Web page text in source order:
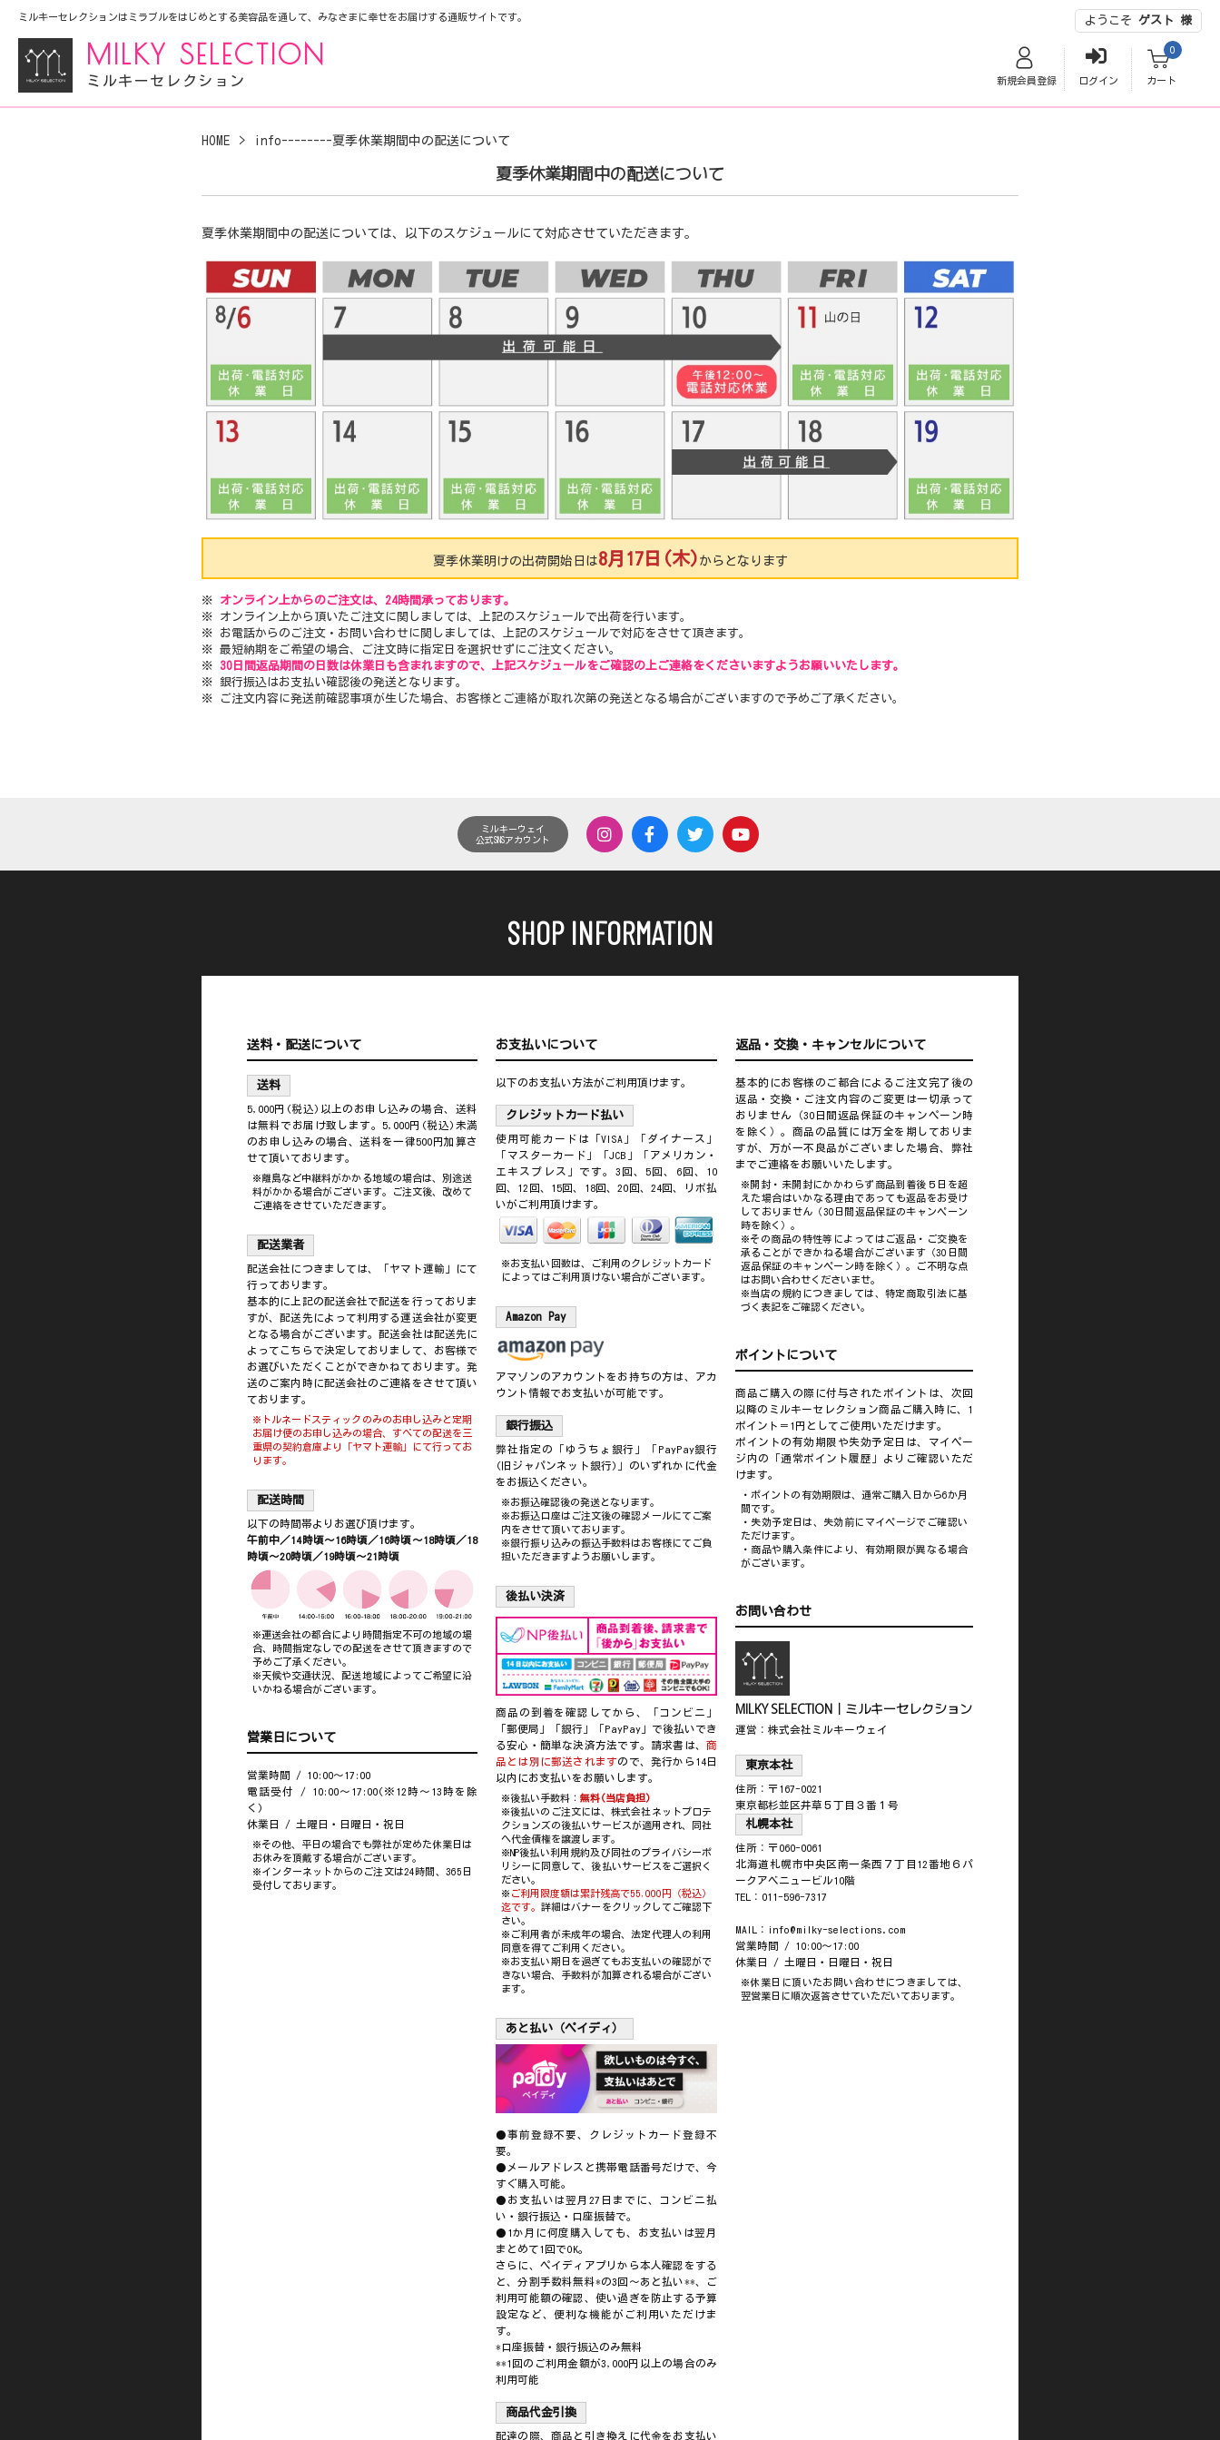
ミルキーセレクションはミラブルをはじめとする美容品を通して、みなさまに幸せをお届けする通販サイトです。
MILKY SELECTION
ミルキーセレクション
ようこそ ゲスト 様
新規会員登録 ログイン カート
0
HOME info--------夏季休業期間中の配送について
夏季休業期間中の配送について
夏季休業期間中の配送については、以下のスケジュールにて対応させていただきます。
夏季休業明けの出荷開始日は8月17日(木) からとなります
※ オンライン上からのご注文は、24時間承っております。
※ オンライン上から頂いたご注文に関しましては、上記のスケジュールで出荷を行います。
※ お電話からのご注文・お問い合わせに関しましては、上記のスケジュールで対応をさせて頂きます。
※ 最短納期をご希望の場合、ご注文時に指定日を選択せずにご注文ください。
※ 30日間返品期間の日数は休業日も含まれますので、上記スケジュールをご確認の上ご連絡をくださいますようお願いいたします。
※ 銀行振込はお支払い確認後の発送となります。
※ ご注文内容に発送前確認事項が生じた場合、お客様とご連絡が取れ次第の発送となる場合がございますので予めご了承ください。
ミルキーウェイ
公式SNSアカウント
SHOP INFORMATION
送料・配送について
送料
5,000円(税込)以上のお申し込みの場合、送料
は無料でお届け致します。5,000円(税込)未満
のお申し込みの場合、送料を一律500円加算さ
せて頂いております。
※離島など中継料がかかる地域の場合は、別途送
料がかかる場合がございます。ご注文後、改めて
ご連絡をさせていただきます。
配送業者
配送会社につきましては、「ヤマト運輸」にて
行っております。
基本的に上記の配送会社で配送を行っておりま
すが、配送先によって利用する運送会社が変更
となる場合がございます。配送会社は配送先に
よってこちらで決定しておりまして、お客様で
お選びいただくことができかねております。発
送のご案内時に配送会社のご連絡をさせて頂い
ております。
※トルネードスティックのみのお申し込みと定期
お届け便のお申し込みの場合、すべての配送を三
重県の契約倉庫より「ヤマト運輸」にて行ってお
ります。
配送時間
以下の時間帯よりお選び頂けます。
午前中／14時頃～16時頃／16時頃～18時頃／18
時頃～20時頃／19時頃～21時頃
※運送会社の都合により時間指定不可の地域の場
合、時間指定なしでの配送をさせて頂きますので
予めご了承ください。
※天候や交通状況、配送地域によってご希望に沿
いかねる場合がございます。
営業日について
営業時間 / 10:00～17:00
電話受付 / 10:00～17:00(※12時～13時を除
く)
休業日 / 土曜日・日曜日・祝日
※その他、平日の場合でも弊社が定めた休業日は
お休みを頂戴する場合がございます。
※インターネットからのご注文は24時間、365日
受付しております。
お支払いについて
以下のお支払い方法がご利用頂けます。
クレジットカード払い
使用可能カードは「VISA」「ダイナース」
「マスターカード」「JCB」「アメリカン・
エキスプレス」です。3回、5回、6回、10
回、12回、15回、18回、20回、24回、リボ払
いがご利用頂けます。
※お支払い回数は、ご利用のクレジットカード
によってはご利用頂けない場合がございます。
Amazon Pay
アマゾンのアカウントをお持ちの方は、アカ
ウント情報でお支払いが可能です。
銀行振込
弊社指定の
「ゆうちょ銀行」「PayPay銀行
(旧ジャパンネット銀行)」のいずれかに代金
をお振込ください。
※お振込確認後の発送となります。
※お振込口座はご注文後の確認メールにてご案
内をさせて頂いております。
※銀行振り込みの振込手数料はお客様にてご負
担いただきますようお願いします。
後払い決済
商品の到着を確認してから、「コンビニ」
「郵便局」「銀行」「PayPay」で後払いでき
る安心・簡単な決済方法です。請求書は、 商
品とは別に郵送されますので、発行から14日
以内にお支払いをお願いします。
※後払い手数料： 無料(当店負担)
※後払いのご注文には、株式会社ネットプロテ
クションズの後払いサービスが適用され、同社
へ代金債権を譲渡します。
※NP後払い利用規約及び同社のプライバシーポ
リシー に同意して、後払いサービスをご選択く
ださい。
※ ご利用限度額は累計残高で55,000円（税込）
迄です。詳細はバナーをクリックしてご確認下
さい。
※ご利用者が未成年の場合、法定代理人の利用
同意を得てご利用ください。
※お支払い期日を過ぎてもお支払いの確認がで
きない場合、手数料が加算される場合がござい
ます。
あと払い（ペイディ）
●事前登録不要、クレジットカード登録不
要。
●メールアドレスと携帯電話番号だけで、今
すぐ購入可能。
●お支払いは翌月27日までに、コンビニ払
い・銀行振込・口座振替で。
●1か月に何度購入しても、お支払いは翌月
まとめて1回でOK。
さらに、ペイディアプリから本人確認をする
と、分割手数料無料*の3回～あと払い**、ご
利用可能額の確認、使い過ぎを防止する予算
設定など、便利な機能がご利用いただけま
す。
*口座振替・銀行振込のみ無料
**1回のご利用金額が3,000円以上の場合のみ
利用可能
商品代金引換
配達の際、商品と引き換えに代金をお支払い
返品・交換・キャンセルについて
基本的にお客様のご都合によるご注文完了後の
返品・交換・ご注文内容のご変更は一切承って
おりません（30日間返品保証のキャンペーン時
を除く）。商品の品質には万全を期しておりま
すが、万が一不良品がございました場合、弊社
までご連絡をお願いいたします。
※開封・未開封にかかわらず商品到着後５日を超
えた場合はいかなる理由であっても返品をお受け
しておりません（30日間返品保証のキャンペーン
時を除く）。
※その商品の特性等によってはご返品・ご交換を
承ることができかねる場合がございます（30日間
返品保証のキャンペーン時を除く）。ご不明な点
はお問い合わせくださいませ。
※当店の規約につきましては、特定商取引法に基
づく表記をご確認ください。
ポイントについて
商品ご購入の際に付与されたポイントは、次回
以降のミルキーセレクション商品ご購入時に、1
ポイント＝1円としてご使用いただけます。
ポイントの有効期限や失効予定日は、マイペー
ジ内の「通常ポイント履歴」よりご確認いただ
けます。
・ポイントの有効期限は、通常ご購入日から6か月
間です。
・失効予定日は、失効前にマイページでご確認い
ただけます。
・商品や購入条件により、有効期限が異なる場合
がございます。
お問い合わせ
MILKY SELECTION｜ミルキーセレクション
運営：株式会社ミルキーウェイ
東京本社
住所：〒167-0021
東京都杉並区井草５丁目３番１号
札幌本社
住所：〒060-0061
北海道札幌市中央区南一条西７丁目12番地６パ
ークアベニュービル10階
TEL：011-596-7317
MAIL：info@milky-selections.com
営業時間 / 10:00～17:00
休業日 / 土曜日・日曜日・祝日
※休業日に頂いたお問い合わせにつきましては、
翌営業日に順次返答させていただいております。